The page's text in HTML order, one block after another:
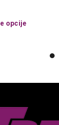
opcijeOvaj
izabrane
na